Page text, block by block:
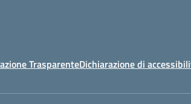
TrasparenteDichiarazione di